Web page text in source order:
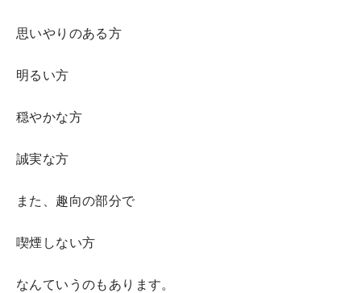
思いやりのある方
明るい方
穏やかな方
誠実な方
また、趣向の部分で
喫煙しない方
なんていうのもあります。